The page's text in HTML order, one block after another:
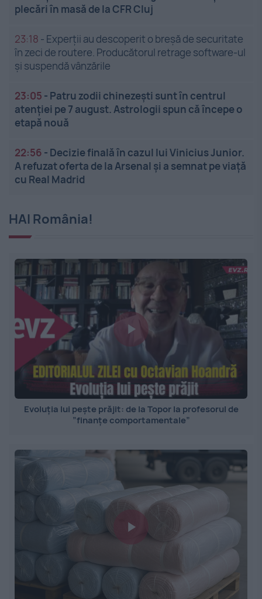
plecări în masă de la CFR Cluj
23:18 - Experții au descoperit o breșă de securitate
în zeci de routere. Producătorul retrage software-ul
și suspendă vânzările
23:05 - Patru zodii chinezești sunt în centrul
atenției pe 7 august. Astrologii spun că începe o
etapă nouă
22:56 - Decizie finală în cazul lui Vinicius Junior.
A refuzat oferta de la Arsenal și a semnat pe viață
cu Real Madrid
HAI România!
Evoluția lui pește prăjit: de la Topor la profesorul de
”finanțe comportamentale”